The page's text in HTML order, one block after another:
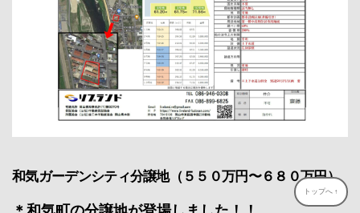
和気ガーデンシティ分譲地（５５０万円〜６８０万円）
トップへ ↑